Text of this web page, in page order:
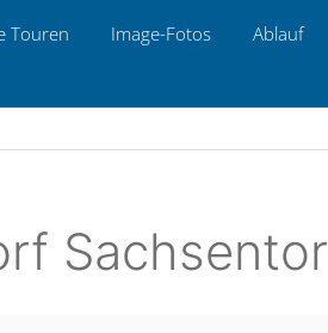
Touren Image-Fotos Ablauf
Sachsentor